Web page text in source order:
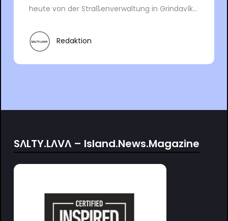
heute von der Straßenverwaltung in Grindavík...
Redaktion
SΛLTY.LΛVΛ – Island.News.Magazine